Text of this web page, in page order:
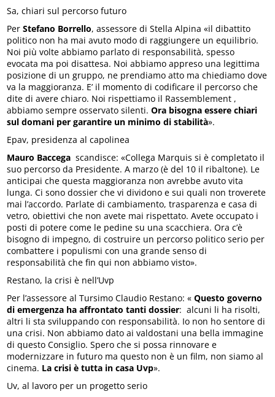
Sa, chiari sul percorso futuro
PerStefano Borrello, assessore di Stella Alpina «il dibattito
politico non ha mai avuto modo di raggiungere un equilibrio.
Noi più volte abbiamo parlato di responsabilità, spesso
evocata ma poi disattesa. Noi abbiamo appreso una legittima
posizione di un gruppo, ne prendiamo atto ma chiediamo dove
va la maggioranza. E’ il momento di codificare il percorso che
dite di avere chiaro. Noi rispettiamo il Rassemblement ,
abbiamo sempre osservato silenti. Ora bisogna essere chiari
sul domani per garantire un minimo di stabilità».
Epav, presidenza al capolinea
Mauro Baccega scandisce: «Collega Marquis si è completato il
suo percorso da Presidente. A marzo (è del 10 il ribaltone). Le
anticipai che questa maggioranza non avrebbe avuto vita
lunga. Ci sono dossier che vi dividono e sui quali non troverete
mai l’accordo. Parlate di cambiamento, trasparenza e casa di
vetro, obiettivi che non avete mai rispettato. Avete occupato i
posti di potere come le pedine su una scacchiera. Ora c’è
bisogno di impegno, di costruire un percorso politico serio per
combattere i populismi con una grande senso di
responsabilità che fin qui non abbiamo visto».
Restano, la crisi è nell’Uvp
Per l’assessore al Tursimo Claudio Restano: «Questo governo
di emergenza ha affrontato tanti dossier: alcuni li ha risolti,
altri li sta sviluppando con responsabilità. Io non ho sentore di
una crisi. Non abbiamo dato ai valdostani una bella immagine
di questo Consiglio. Spero che si possa rinnovare e
modernizzare in futuro ma questo non è un film, non siamo al
cinema. La crisi è tutta in casa Uvp».
Uv, al lavoro per un progetto serio